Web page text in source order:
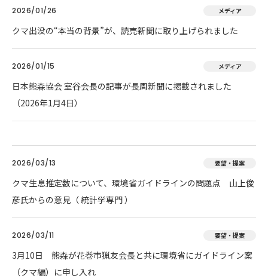
2026/01/26 メディア
クマ出没の“本当の背景”が、読売新聞に取り上げられました
2026/01/15 メディア
日本熊森協会 室谷会長の記事が長周新聞に掲載されました
（2026年1月4日）
2026/03/13 要望・提案
クマ生息推定数について、環境省ガイドラインの問題点 山上俊
彦氏からの意見（ 統計学専門 ）
2026/03/11 要望・提案
3月10日 熊森が花巻市猟友会長と共に環境省にガイドライン案
（クマ編）に申し入れ